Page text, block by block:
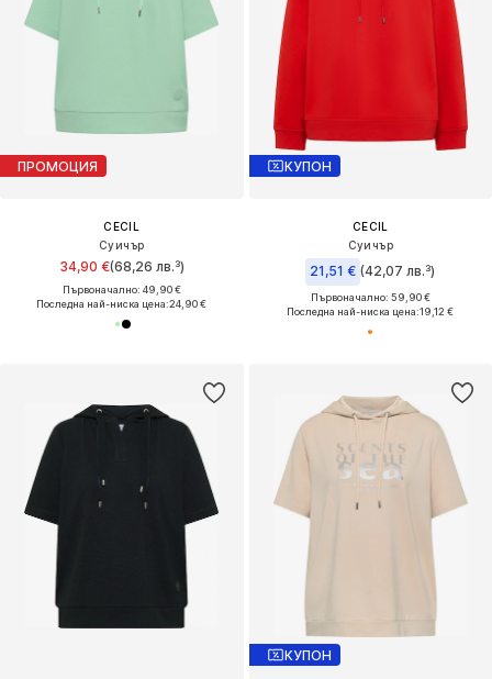
ПРОМОЦИЯ
CECIL
Суичър
34,90 €(68,26 лв.³)
Първоначално: 49,90 €
Последна най-ниска цена:24,90 €
КУПОН
CECIL
Суичър
21,51 € (42,07 лв.³)
Първоначално: 59,90 €
Последна най-ниска цена:19,12 €
КУПОН